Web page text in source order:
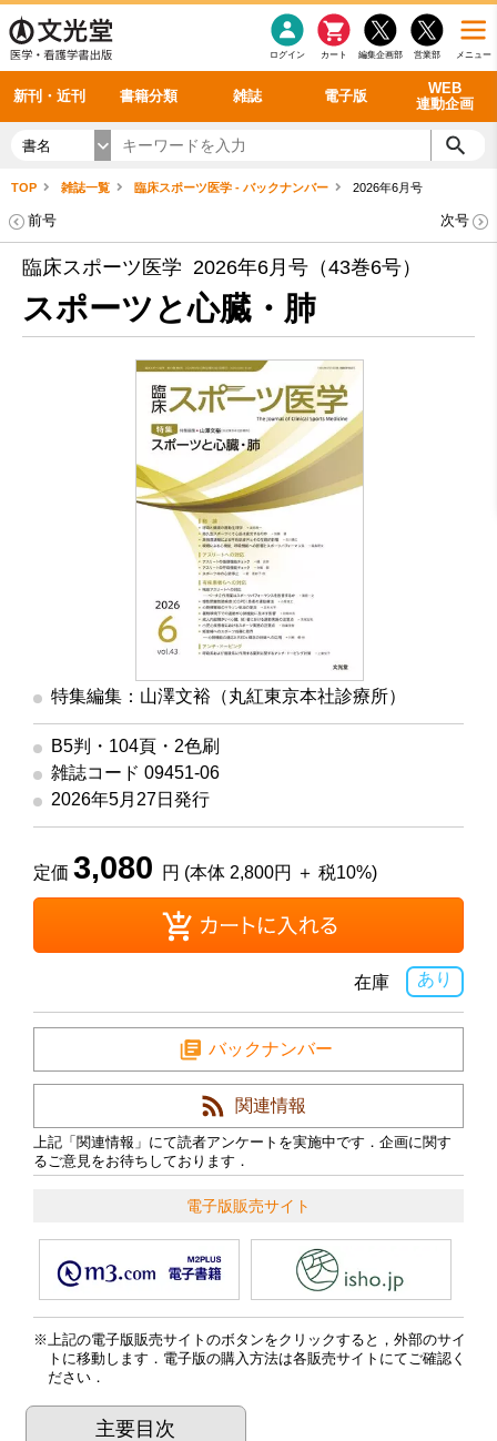
メニュー
営業部
編集企画部
カート
ログイン
新刊・近刊 書籍分類 雑誌 電子版
WEB
連動企画
感染症 老年医学
看護・介護
呼吸器
循環器
シリーズ一覧
雑誌投稿規定
理学療法
雑誌案内・年間購読 最新号 バックナンバー
電子書籍
電子雑誌
書籍「データに基づく臨床動作分析」WEB動画
書籍「眼手術学」WEB動画
書籍「神経症候学 II 改訂第二版」 WEB動画
新刊一覧
今後の発行予定
書名
TOP 雑誌一覧 臨床スポーツ医学 - バックナンバー 2026年6月号
前号 次号
臨床スポーツ医学 2026年6月号（43巻6号）
スポーツと心臓・肺
特集編集：山澤文裕（丸紅東京本社診療所）
B5判・104頁・2色刷
雑誌コード 09451-06
2026年5月27日発行
定価 3,080 円 (本体 2,800円 ＋ 税10%)
あり
在庫
バックナンバー
関連情報
上記「関連情報」にて読者アンケートを実施中です．企画に関す
るご意見をお待ちしております．
電子版販売サイト
上記の電子版販売サイトのボタンをクリックすると，外部のサイ
トに移動します．電子版の購入方法は各販売サイトにてご確認く
ださい．
主要目次